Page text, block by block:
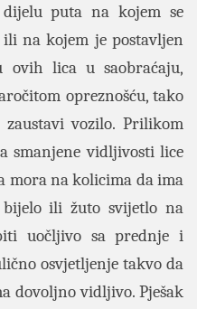
puta na kojem se
na kojem je postavljen
ovih lica u saobraćaju,
opreznošću, tako
vozilo. Prilikom
smanjene vidljivosti lice
mora na kolicima da ima
ili žuto svijetlo na
uočljivo sa prednje i
osvjetljenje takvo da
dovoljno vidljivo. Pješak